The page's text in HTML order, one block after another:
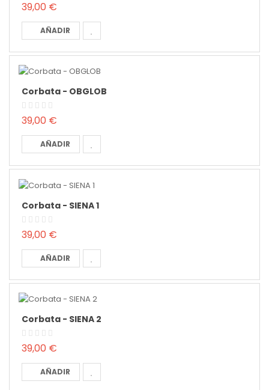
39,00 €
AÑADIR
Corbata - OBGLOB
39,00 €
AÑADIR
Corbata - SIENA 1
39,00 €
AÑADIR
Corbata - SIENA 2
39,00 €
AÑADIR